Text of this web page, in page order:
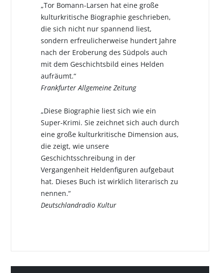
„Tor Bomann-Larsen hat eine große
kulturkritische Biographie geschrieben,
die sich nicht nur spannend liest,
sondern erfreulicherweise hundert Jahre
nach der Eroberung des Südpols auch
mit dem Geschichtsbild eines Helden
aufräumt.“
Frankfurter Allgemeine Zeitung
„Diese Biographie liest sich wie ein
Super-Krimi. Sie zeichnet sich auch durch
eine große kulturkritische Dimension aus,
die zeigt, wie unsere
Geschichtsschreibung in der
Vergangenheit Heldenfiguren aufgebaut
hat. Dieses Buch ist wirklich literarisch zu
nennen.“
Deutschlandradio Kultur